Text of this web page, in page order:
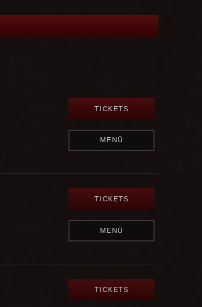
TICKETS
MENÜ
TICKETS
MENÜ
TICKETS